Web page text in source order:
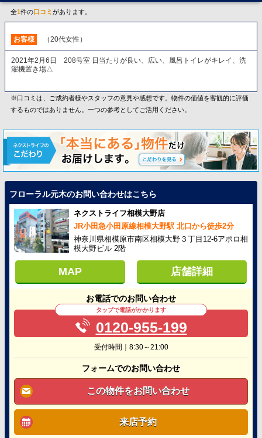
全1件の口コミ があります。
お客様 （20代女性）
2021年2月6日 208号室 日当たりが良い、広い、風呂トイレがキレイ、洗
濯機置き場△
※口コミは、ご成約者様やスタッフの意見や感想です。物件の価値を客観的に評価
するものではありません。一つの参考としてご活用ください。
フローラル元木のお問い合わせはこちら
ネクストライフ相模大野店
JR小田急小田原線相模大野駅 北口から徒歩2分
神奈川県相模原市南区相模大野３丁目12-6アポロ相
模大野ビル 2階
MAP 店舗詳細
お電話でのお問い合わせ
タップで電話がかかります
0120-955-199
受付時間｜8:30～21:00
フォームでのお問い合わせ
この物件をお問い合わせ
来店予約